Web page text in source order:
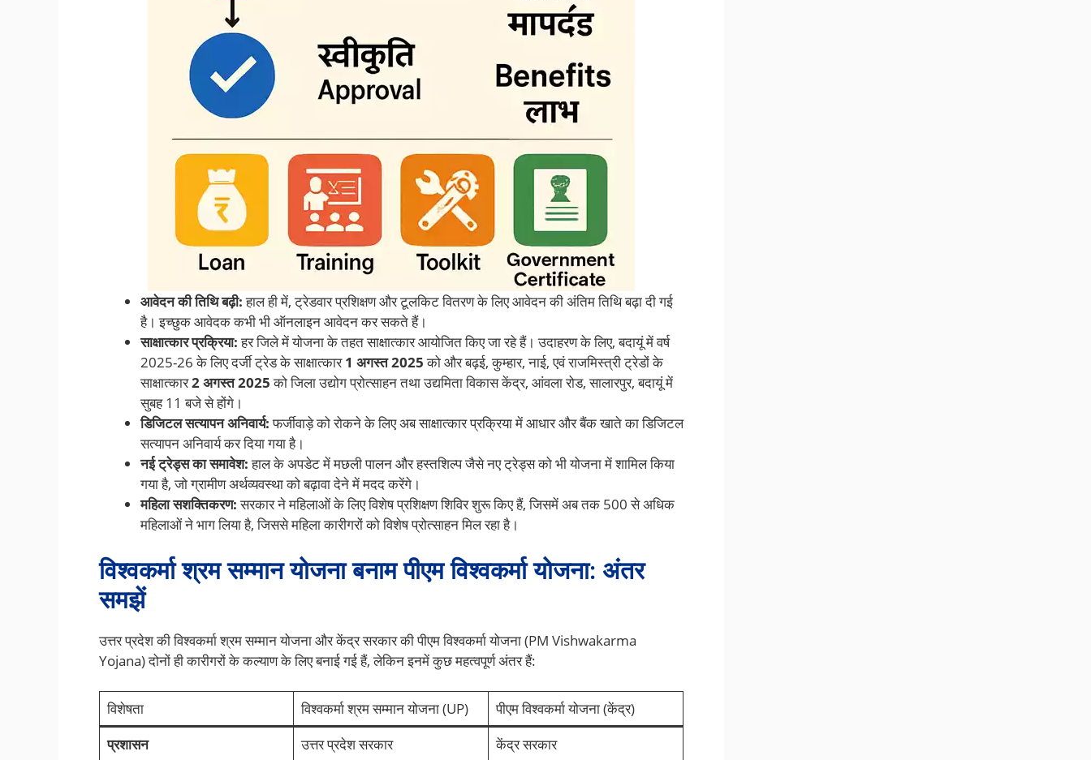
आवेदन की तिथि बढ़ी:हाल ही में, ट्रेडवार प्रशिक्षण और टूलकिट वितरण के लिए आवेदन की अंतिम तिथि बढ़ा दी गई
है। इच्छुक आवेदक कभी भी ऑनलाइन आवेदन कर सकते हैं।
साक्षात्कार प्रक्रिया:हर जिले में योजना के तहत साक्षात्कार आयोजित किए जा रहे हैं। उदाहरण के लिए, बदायूं में वर्ष
2025-26 के लिए दर्जी ट्रेड के साक्षात्कार1 अगस्त 2025को और बढ़ई, कुम्हार, नाई, एवं राजमिस्त्री ट्रेडों के
साक्षात्कार2 अगस्त 2025को जिला उद्योग प्रोत्साहन तथा उद्यमिता विकास केंद्र, आंवला रोड, सालारपुर, बदायूं में
सुबह 11 बजे से होंगे।
डिजिटल सत्यापन अनिवार्य:फर्जीवाड़े को रोकने के लिए अब साक्षात्कार प्रक्रिया में आधार और बैंक खाते का डिजिटल
सत्यापन अनिवार्य कर दिया गया है।
नई ट्रेड्स का समावेश:हाल के अपडेट में मछली पालन और हस्तशिल्प जैसे नए ट्रेड्स को भी योजना में शामिल किया
गया है, जो ग्रामीण अर्थव्यवस्था को बढ़ावा देने में मदद करेंगे।
महिला सशक्तिकरण:सरकार ने महिलाओं के लिए विशेष प्रशिक्षण शिविर शुरू किए हैं, जिसमें अब तक 500 से अधिक
महिलाओं ने भाग लिया है, जिससे महिला कारीगरों को विशेष प्रोत्साहन मिल रहा है।
विश्वकर्मा श्रम सम्मान योजना बनाम पीएम विश्वकर्मा योजना: अंतर
समझें
उत्तर प्रदेश की विश्वकर्मा श्रम सम्मान योजना और केंद्र सरकार की पीएम विश्वकर्मा योजना (PM Vishwakarma
Yojana) दोनों ही कारीगरों के कल्याण के लिए बनाई गई हैं, लेकिन इनमें कुछ महत्वपूर्ण अंतर हैं:
विशेषता विश्वकर्मा श्रम सम्मान योजना (UP)
पीएम विश्वकर्मा योजना (केंद्र)
प्रशासन
उत्तर प्रदेश सरकार केंद्र सरकार